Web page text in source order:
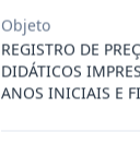
REGISTRO DE
Objeto
REGISTRO DE
DIDÁTICOS
ANOS INICIAIS E